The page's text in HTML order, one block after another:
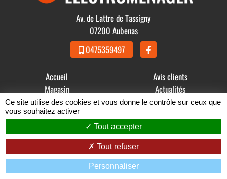
Av. de Lattre de Tassigny
07200 Aubenas
0475359497
Accueil
Magasin
Produits
Avis clients
Actualités
Contact
© 2021 - 2026 GDBB - L' Entrepôt Discount Électroménager -
Mentions légales-Conditions Générales de Vente
Zéfyxcréation de sites internet à Aubenas en Ardèche
Ce site utilise des cookies et vous donne le contrôle sur ceux que
vous souhaitez activer
Tout accepter
Tout refuser
Personnaliser